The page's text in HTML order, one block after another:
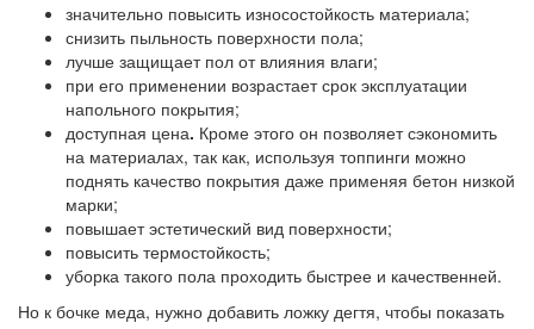
значительно повысить износостойкость материала;
снизить пыльность поверхности пола;
лучше защищает пол от влияния влаги;
при его применении возрастает срок эксплуатации
напольного покрытия;
доступная цена. Кроме этого он позволяет сэкономить
на материалах, так как, используя топпинги можно
поднять качество покрытия даже применяя бетон низкой
марки;
повышает эстетический вид поверхности;
повысить термостойкость;
уборка такого пола проходить быстрее и качественней.
Но к бочке меда, нужно добавить ложку дегтя, чтобы показать